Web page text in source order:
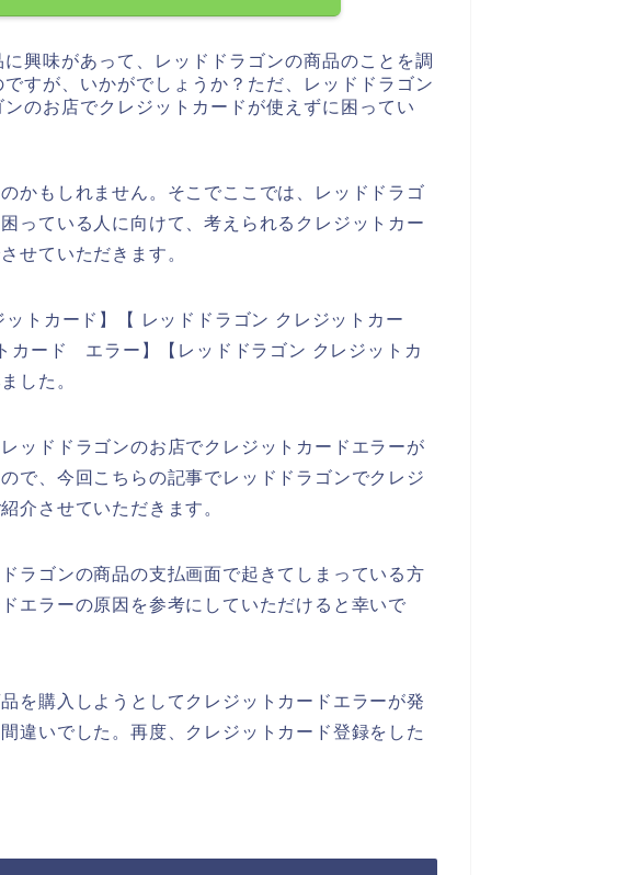
興味があって、レッドドラゴンの商品のことを調
すが、いかがでしょうか？ただ、レッドドラゴン
のお店でクレジットカードが使えずに困ってい
かもしれません。そこでここでは、レッドドラゴ
っている人に向けて、考えられるクレジットカー
せていただきます。
トカード】【 レッドドラゴン クレジットカー
カード エラー】【レッドドラゴン クレジットカ
した。
ッドドラゴンのお店でクレジットカードエラーが
で、今回こちらの記事でレッドドラゴンでクレジ
介させていただきます。
ラゴンの商品の支払画面で起きてしまっている方
エラーの原因を参考にしていただけると幸いで
を購入しようとしてクレジットカードエラーが発
違いでした。再度、クレジットカード登録をした